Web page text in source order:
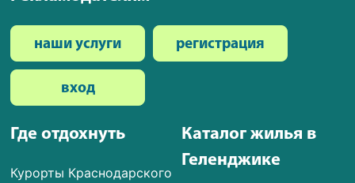
Где отдохнуть
Курорты Краснодарского
Каталог жилья в
Геленджике
наши услуги регистрация
вход